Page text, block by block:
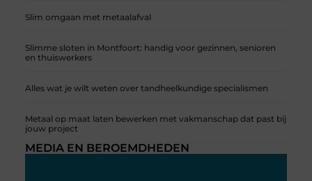
Slim omgaan met metaalafval
Slimme sloten in Montfoort: handig voor gezinnen, senioren
en thuiswerkers
Alles wat je wilt weten over tandheelkundige specialismen
Metaal op maat laten bewerken met vakmanschap dat past bij
jouw project
MEDIA EN BEROEMDHEDEN